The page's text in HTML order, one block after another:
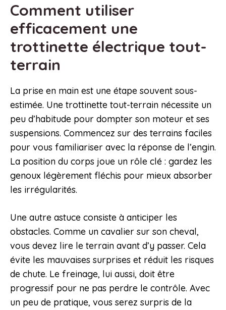
Comment utiliser
efficacement une
trottinette électrique tout-
terrain
La prise en main est une étape souvent sous-
estimée. Une trottinette tout-terrain nécessite un
peu d’habitude pour dompter son moteur et ses
suspensions. Commencez sur des terrains faciles
pour vous familiariser avec la réponse de l’engin.
La position du corps joue un rôle clé : gardez les
genoux légèrement fléchis pour mieux absorber
les irrégularités.
Une autre astuce consiste à anticiper les
obstacles. Comme un cavalier sur son cheval,
vous devez lire le terrain avant d’y passer. Cela
évite les mauvaises surprises et réduit les risques
de chute. Le freinage, lui aussi, doit être
progressif pour ne pas perdre le contrôle. Avec
un peu de pratique, vous serez surpris de la